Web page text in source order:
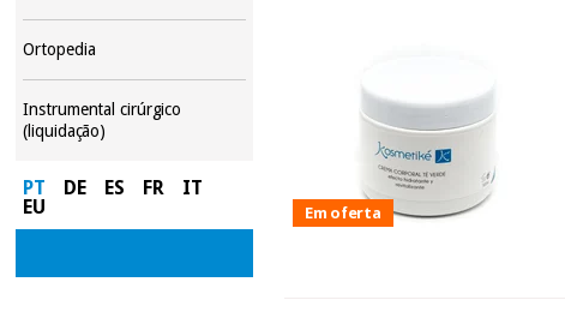
Ortopedia
Instrumental cirúrgico
(liquidação)
PT DE ES FR
IT
EU
Em oferta